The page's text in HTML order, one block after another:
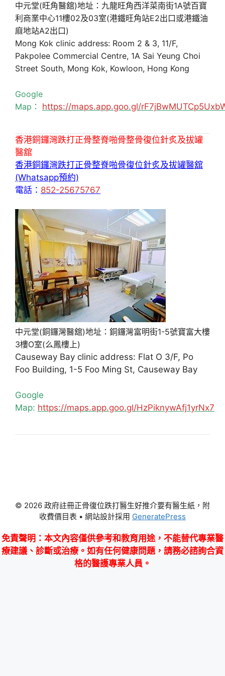
中元堂(旺角醫舘)地址：九龍旺角西洋菜南街1A號百寶
利商業中心11樓02及03室(港鐵旺角站E2出口或港鐵油
麻地站A2出口)
Mong Kok clinic address: Room 2 & 3, 11/F,
Pakpolee Commercial Centre, 1A Sai Yeung Choi
Street South, Mong Kok, Kowloon, Hong Kong
Google
Map： https://maps.app.goo.gl/
香港銅鑼灣跌打正骨整脊啪骨整骨復位針炙及拔罐
醫舘
香港銅鑼灣跌打正骨整脊啪骨復位針炙及拔罐醫舘
(Whatsapp預約)
電話： 852-25675767
中元堂(銅鑼灣醫舘)地址：銅鑼灣富明街1-5號寶富大樓
3樓O室(么鳳樓上)
Causeway Bay clinic address: Flat O 3/F, Po
Foo Building, 1-5 Foo Ming St, Causeway Bay
Google
Map: https://maps.app.goo.gl/HzPiknywAfj1yrNx7
© 2026 政府註冊正骨復位跌打醫生好推介要有醫生紙，附
收費價目表 • 網站設計採用 GeneratePress
免責聲明 ：本文內容僅供參考和教育用途，不能替代專業醫
療建議、診斷或治療。如有任何健康問題，請務必諮詢合資
格的醫護專業人員。